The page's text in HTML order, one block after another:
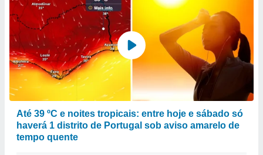
Até 39 ºC e noites tropicais: entre hoje e sábado só
haverá 1 distrito de Portugal sob aviso amarelo de
tempo quente